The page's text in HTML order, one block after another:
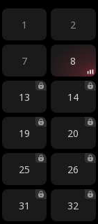
1 2
7 8
13 14
19 20
25 26
31 32